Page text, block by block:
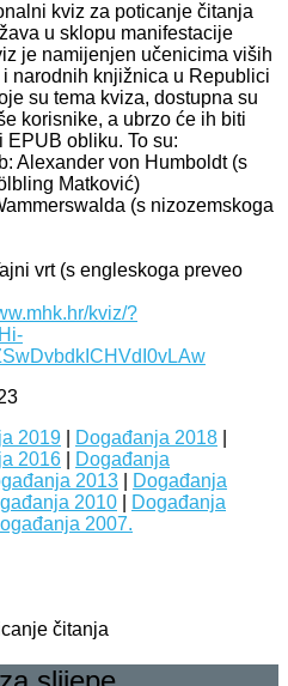
kviz za poticanje čitanja
u sklopu manifestacije
je namijenjen učenicima viših
narodnih knjižnica u Republici
su tema kviza, dostupna su
korisnike, a ubrzo će ih biti
obliku. To su:
Alexander von Humboldt (s
Matković)
(s nizozemskoga
vrt (s engleskoga preveo
kviz/?
2019 Događanja 2018
2016
Događanja
2013
Događanja
2010
Događanja
2007.
čitanja